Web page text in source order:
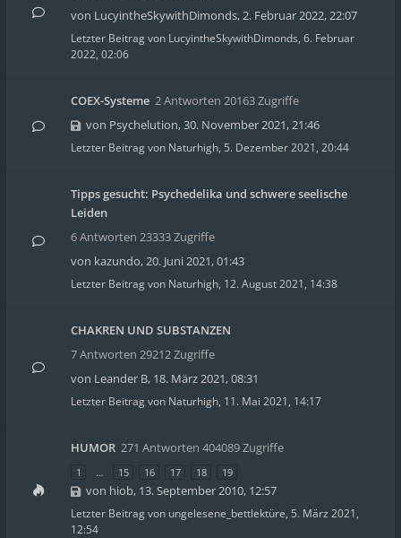
von LucyintheSkywithDimonds,2. Februar 2022, 22:07
Letzter Beitrag von LucyintheSkywithDimonds, 6. Februar
2022, 02:06
COEX-Systeme 2 Antworten 20163 Zugriffe
von Psychelution,30. November 2021, 21:46
Letzter Beitrag von Naturhigh, 5. Dezember 2021, 20:44
Tipps gesucht: Psychedelika und schwere seelische
Leiden
6 Antworten 23333 Zugriffe
von kazundo,20. Juni 2021, 01:43
Letzter Beitrag von Naturhigh, 12. August 2021, 14:38
CHAKREN UND SUBSTANZEN
7 Antworten 29212 Zugriffe
von Leander B, 18. März 2021, 08:31
Letzter Beitrag von Naturhigh, 11. Mai 2021, 14:17
HUMOR 271 Antworten 404089 Zugriffe
1 … 15 16 17 18 19
von hiob, 13. September 2010, 12:57
Letzter Beitrag von ungelesene_bettlektüre, 5. März 2021,
12:54